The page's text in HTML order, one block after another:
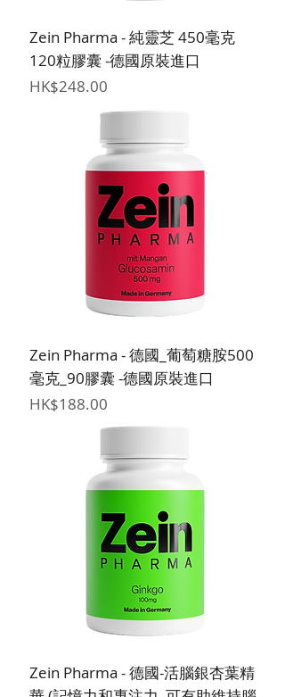
Zein Pharma - 純靈芝 450毫克
120粒膠囊 -德國原裝進口
價格
HK$248.00
Zein Pharma - 德國_葡萄糖胺500
毫克_90膠囊 -德國原裝進口
價格
HK$188.00
Zein Pharma - 德國-活腦銀杏葉精